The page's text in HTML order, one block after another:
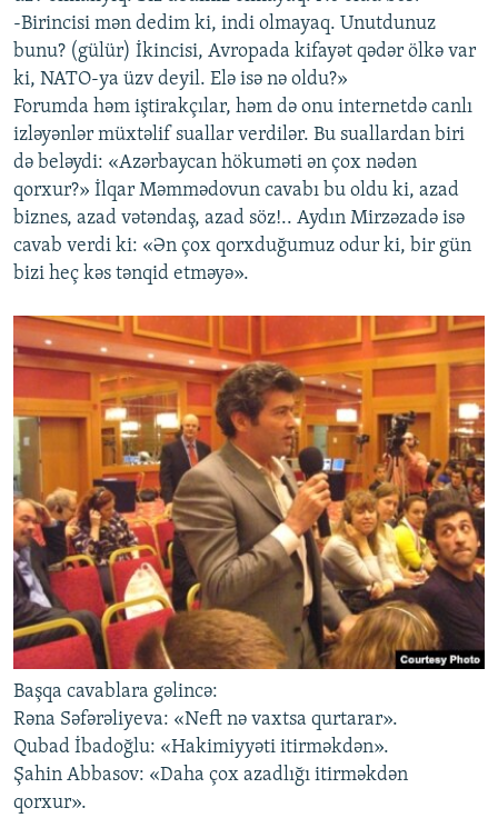
-Birincisi mən dedim ki, indi olmayaq. Unutdunuz
bunu? (gülür) İkincisi, Avropada kifayət qədər ölkə var
ki, NATO-ya üzv deyil. Elə isə nə oldu?»
Forumda həm iştirakçılar, həm də onu internetdə canlı
izləyənlər müxtəlif suallar verdilər. Bu suallardan biri
də beləydi: «Azərbaycan hökuməti ən çox nədən
qorxur?» İlqar Məmmədovun cavabı bu oldu ki, azad
biznes, azad vətəndaş, azad söz!.. Aydın Mirzəzadə isə
cavab verdi ki: «Ən çox qorxduğumuz odur ki, bir gün
bizi heç kəs tənqid etməyə».
Başqa cavablara gəlincə:
Rəna Səfərəliyeva: «Neft nə vaxtsa qurtarar».
Qubad İbadoğlu: «Hakimiyyəti itirməkdən».
Şahin Abbasov: «Daha çox azadlığı itirməkdən
qorxur».